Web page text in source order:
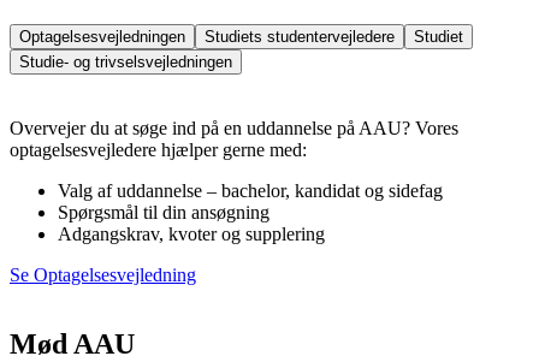
Optagelsesvejledningen Studiets studentervejledere
Studiet
Studie- og trivselsvejledningen
Overvejer du at søge ind på en uddannelse på AAU? Vores
optagelsesvejledere hjælper gerne med:
Valg af uddannelse – bachelor, kandidat og sidefag
Spørgsmål til din ansøgning
Adgangskrav, kvoter og supplering
Se Optagelsesvejledning
Mød AAU